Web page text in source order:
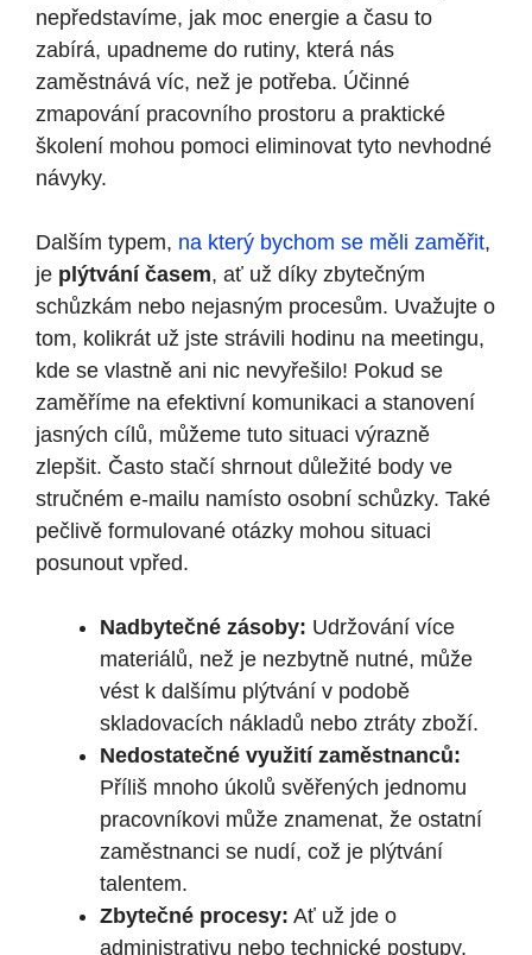
nepředstavíme, jak moc energie a času to
zabírá, upadneme do rutiny, která nás
zaměstnává víc, než je potřeba. Účinné
zmapování pracovního prostoru a praktické
školení mohou pomoci eliminovat tyto nevhodné
návyky.
Dalším typem, na který bychom se měli zaměřit,
je plýtvání časem, ať už díky zbytečným
schůzkám nebo nejasným procesům. Uvažujte o
tom, kolikrát už jste strávili hodinu na meetingu,
kde se vlastně ani nic nevyřešilo! Pokud se
zaměříme na efektivní komunikaci a stanovení
jasných cílů, můžeme tuto situaci výrazně
zlepšit. Často stačí shrnout důležité body ve
stručném e-mailu namísto osobní schůzky. Také
pečlivě formulované otázky mohou situaci
posunout vpřed.
Nadbytečné zásoby: Udržování více
materiálů, než je nezbytně nutné, může
vést k dalšímu plýtvání v podobě
skladovacích nákladů nebo ztráty zboží.
Nedostatečné využití zaměstnanců:
Příliš mnoho úkolů svěřených jednomu
pracovníkovi může znamenat, že ostatní
zaměstnanci se nudí, což je plýtvání
talentem.
Zbytečné procesy: Ať už jde o
administrativu nebo technické postupy,